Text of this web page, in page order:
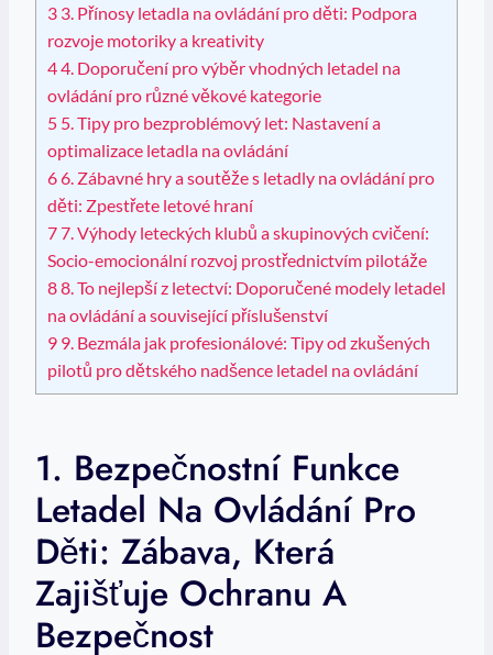
3 3. Přínosy letadla na ovládání pro děti: Podpora
rozvoje motoriky a kreativity
44. Doporučení pro výběr vhodných letadel na
ovládání pro různé věkové kategorie
5 5. Tipy pro bezproblémový let: Nastavení a
optimalizace letadla na ovládání
66. Zábavné hry a soutěže s letadly na ovládání pro
děti: Zpestřete letové hraní
77. Výhody leteckých klubů a skupinových cvičení:
Socio-emocionální rozvoj prostřednictvím pilotáže
88. To nejlepší z letectví: Doporučené modely letadel
na ovládání a související příslušenství
9 9. Bezmála jak profesionálové: Tipy od zkušených
pilotů pro dětského nadšence letadel na ovládání
1. Bezpečnostní Funkce
Letadel Na Ovládání Pro
Děti: Zábava, Která
Zajišťuje Ochranu A
Bezpečnost